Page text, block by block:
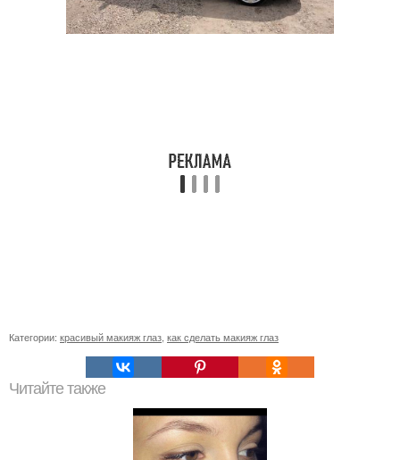
Категории: красивый макияж глаз как сделать макияж глаз
Читайте также